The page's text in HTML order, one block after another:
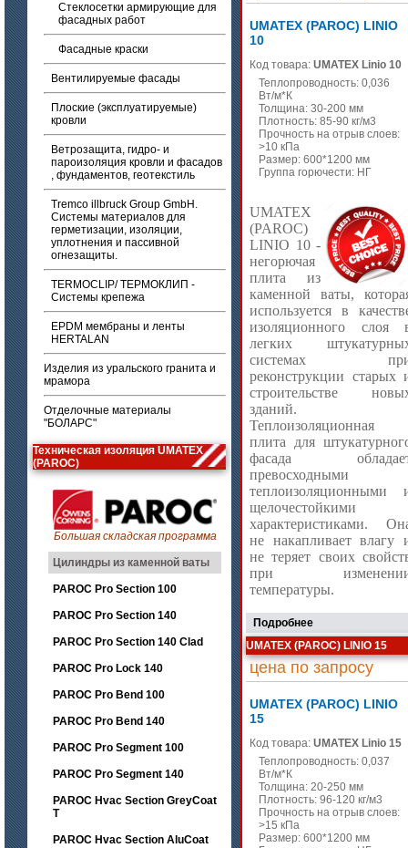
Стеклосетки армирующие для
фасадных работ
Фасадные краски
Вентилируемые фасады
Плоские (эксплуатируемые)
кровли
Ветрозащита, гидро- и
пароизоляция кровли и фасадов
, фундаментов, геотекстиль
Tremco illbruck Group GmbH.
Системы материалов для
герметизации, изоляции,
уплотнения и пассивной
огнезащиты.
TERMOCLIP/ ТЕРМОКЛИП -
Системы крепежа
EPDM мембраны и ленты
HERTALAN
Изделия из уральского гранита и
мрамора
Отделочные материалы
"БОЛАРС"
Техническая изоляция UMATEX
(PAROC)
Большая складская программа
Цилиндры из каменной ваты
PAROC Pro Section 100
PAROC Pro Section 140
PAROC Pro Section 140 Clad
PAROC Pro Lock 140
PAROC Pro Bend 100
PAROC Pro Bend 140
PAROC Pro Segment 100
PAROC Pro Segment 140
PAROC Hvac Section GreyCoat
T
PAROC Hvac Section AluCoat
UMATEX (PAROC) LINIO
10
Код товара: UMATEX Linio 10
Теплопроводность: 0,036
Вт/м*К
Толщина: 30-200 мм
Плотность: 85-90 кг/м3
Прочность на отрыв слоев:
>10 кПа
Размер: 600*1200 мм
Группа горючести: НГ
UMATEX
(PAROC)
LINIO 10 -
негорючая
плита из
каменной ваты,
используется в
изоляционного слоя
легких
системах
реконструкции старых
строительстве
зданий.
Теплоизоляционная
плита для
фасада
превосходными
теплоизоляционными
щелочестойкими
характеристиками.
не накапливает влагу
не теряет своих
при
температуры.
Подробнее
UMATEX (PAROC) LINIO 15
цена по запросу
UMATEX (PAROC) LINIO
15
Код товара: UMATEX Linio 15
Теплопроводность: 0,037
Вт/м*К
Толщина: 20-250 мм
Плотность: 96-120 кг/м3
Прочность на отрыв слоев:
>15 кПа
Размер: 600*1200 мм